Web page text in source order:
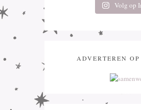
Volg op
ADVERTEREN